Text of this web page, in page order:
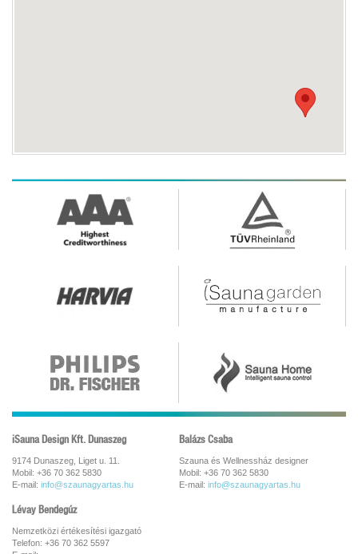
iSauna Design Kft. Dunaszeg
9174 Dunaszeg, Liget u. 11.
Mobil: +36 70 362 5830
E-mail: info@szaunagyartas.hu
Balázs Csaba
Szauna és Wellnessház designer
Mobil: +36 70 362 5830
E-mail: info@szaunagyartas.hu
Lévay Bendegúz
Nemzetközi értékesítési igazgató
Telefon: +36 70 362 5597